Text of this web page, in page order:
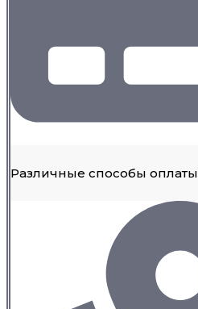
Различные способы оплаты